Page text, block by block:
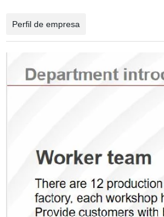
Perfil de empresa